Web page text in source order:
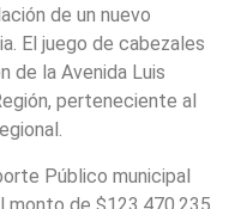
de un nuevo
El juego de cabezales
de la Avenida Luis
perteneciente al
Público municipal